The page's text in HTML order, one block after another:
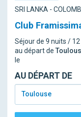
SRI LANKA -
Club
Séjour de 9 nuits / 12
au départ de
le
AU DÉPART DE
Toulouse